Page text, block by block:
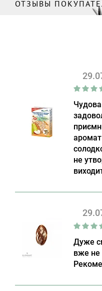
ОТЗЫВЫ
аромат
не
Дуже
вже не